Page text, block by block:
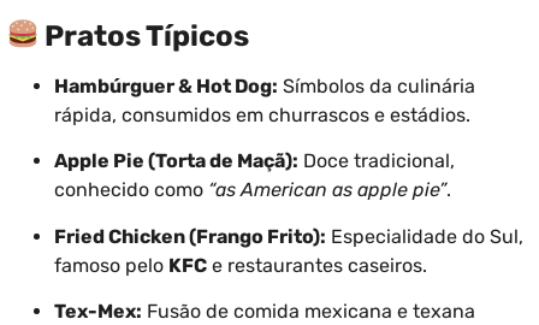
Pratos Típicos
Hambúrguer & Hot Dog: Símbolos da culinária
rápida, consumidos em churrascos e estádios.
Apple Pie (Torta de Maçã): Doce tradicional,
conhecido como “as American as apple pie”.
Fried Chicken (Frango Frito): Especialidade do Sul,
famoso pelo KFC e restaurantes caseiros.
Tex-Mex: Fusão de comida mexicana e texana